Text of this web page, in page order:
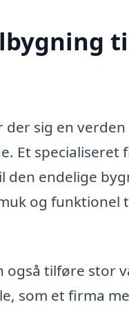
sig en verden
Et specialiseret
endelige
og funktionel
også tilføre stor
som et firma